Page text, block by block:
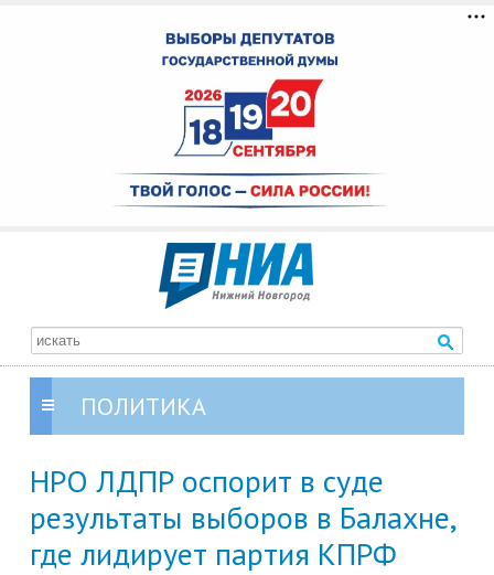
ПОЛИТИКА
НРО ЛДПР оспорит в суде
результаты выборов в Балахне,
где лидирует партия КПРФ